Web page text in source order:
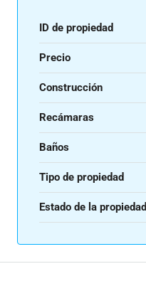
ID de propiedad
Precio
Construcción
Recámaras
Baños
Tipo de propiedad
Estado de la propiedad